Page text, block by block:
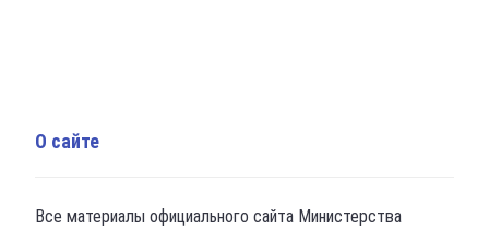
О сайте
Все материалы официального сайта Министерства